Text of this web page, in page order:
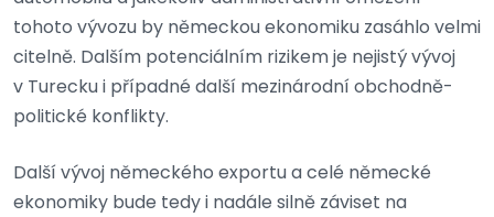
tohoto vývozu by německou ekonomiku zasáhlo velmi
citelně. Dalším potenciálním rizikem je nejistý vývoj
v Turecku i případné další mezinárodní obchodně-
politické konflikty.
Další vývoj německého exportu a celé německé
ekonomiky bude tedy i nadále silně záviset na